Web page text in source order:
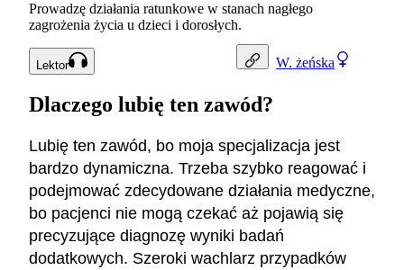
W. żeńska
Prowadzę działania ratunkowe w stanach nagłego
zagrożenia życia u dzieci i dorosłych.
Lektor
Dlaczego lubię ten zawód?
Lubię ten zawód, bo moja specjalizacja jest
bardzo dynamiczna. Trzeba szybko reagować i
podejmować zdecydowane działania medyczne,
bo pacjenci nie mogą czekać aż pojawią się
precyzujące diagnozę wyniki badań
dodatkowych. Szeroki wachlarz przypadków